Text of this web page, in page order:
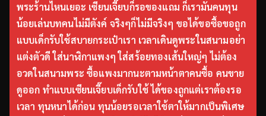
พระร้านไหนเยอะ เซียนเจี๊ยบก็รอของแถม ก็เรามันคนทุน
น้อยเล่นบทคนไม่มีตังค์ จริงๆก็ไม่มีจริงๆ ขอได้ขอซื้อขอถูก
แบบเด็กรับใช้สบายกระเป๋าเรา เวลาเดินดูพระในสนามอย่า
แต่งตัวดี ใส่นาฬิกาแพงๆ ใส่สร้อยทองเส้นใหญ่ๆ ไม่ต้อง
อวดในสนามพระ ซื้อแพงมากนะตามหน้าตาคนซื้อ คนขาย
ดูออก ทำแบบเซียนเจี๊ยบเด็กรับใช้ ได้ของถูกแต่เราต้องรอ
เวลา ทุนหนาได้ก่อน ทุนน้อยรอเวลาใช้ตาให้มากเป็นพิเศษ